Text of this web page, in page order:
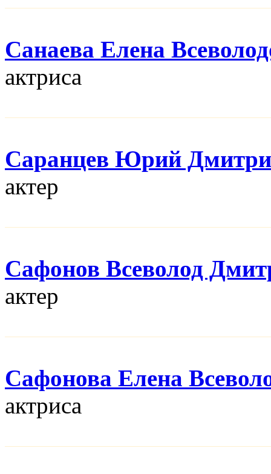
Санаева Елена
актриса
Саранцев Юрий
актер
Сафонов Всеволод
актер
Сафонова Елена
актриса